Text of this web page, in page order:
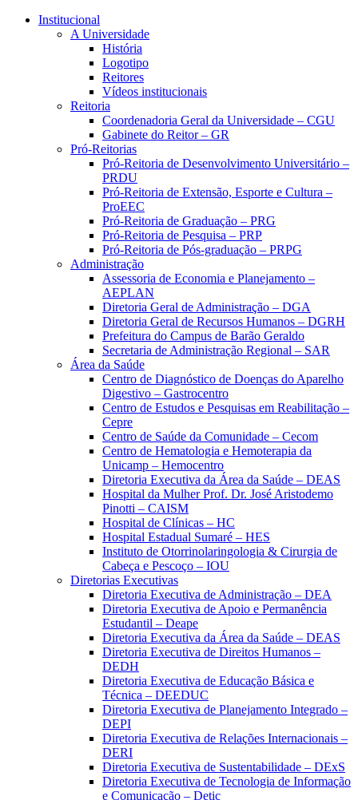
Conteúdo principal
Institucional
A Universidade
História
Logotipo
Reitores
Vídeos institucionais
Reitoria
Coordenadoria Geral da Universidade – CGU
Gabinete do Reitor – GR
Pró-Reitorias
Pró-Reitoria de Desenvolvimento Universitário –
PRDU
Pró-Reitoria de Extensão, Esporte e Cultura –
ProEEC
Pró-Reitoria de Graduação – PRG
Pró-Reitoria de Pesquisa – PRP
Pró-Reitoria de Pós-graduação – PRPG
Administração
Assessoria de Economia e Planejamento –
AEPLAN
Diretoria Geral de Administração – DGA
Diretoria Geral de Recursos Humanos – DGRH
Prefeitura do Campus de Barão Geraldo
Secretaria de Administração Regional – SAR
Área da Saúde
Centro de Diagnóstico de Doenças do Aparelho
Digestivo – Gastrocentro
Centro de Estudos e Pesquisas em Reabilitação –
Cepre
Centro de Saúde da Comunidade – Cecom
Centro de Hematologia e Hemoterapia da
Unicamp – Hemocentro
Diretoria Executiva da Área da Saúde – DEAS
Hospital da Mulher Prof. Dr. José Aristodemo
Pinotti – CAISM
Hospital de Clínicas – HC
Hospital Estadual Sumaré – HES
Instituto de Otorrinolaringologia & Cirurgia de
Cabeça e Pescoço – IOU
Diretorias Executivas
Diretoria Executiva de Administração – DEA
Diretoria Executiva de Apoio e Permanência
Estudantil – Deape
Diretoria Executiva da Área da Saúde – DEAS
Diretoria Executiva de Direitos Humanos –
DEDH
Diretoria Executiva de Educação Básica e
Técnica – DEEDUC
Diretoria Executiva de Planejamento Integrado –
DEPI
Diretoria Executiva de Relações Internacionais –
DERI
Diretoria Executiva de Sustentabilidade – DExS
Diretoria Executiva de Tecnologia de Informação
e Comunicação – Detic